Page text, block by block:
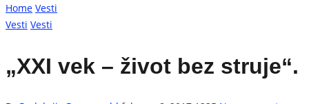
Home Vesti
Vesti Vesti
„XXI vek – život bez struje“.